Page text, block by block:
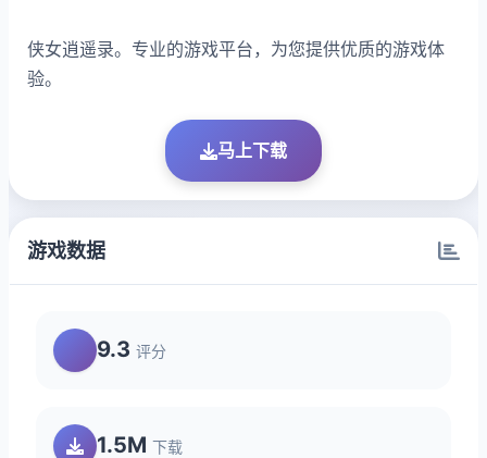
侠女逍遥录。专业的游戏平台，为您提供优质的游戏体
验。
马上下载
游戏数据
9.3 评分
1.5M 下载